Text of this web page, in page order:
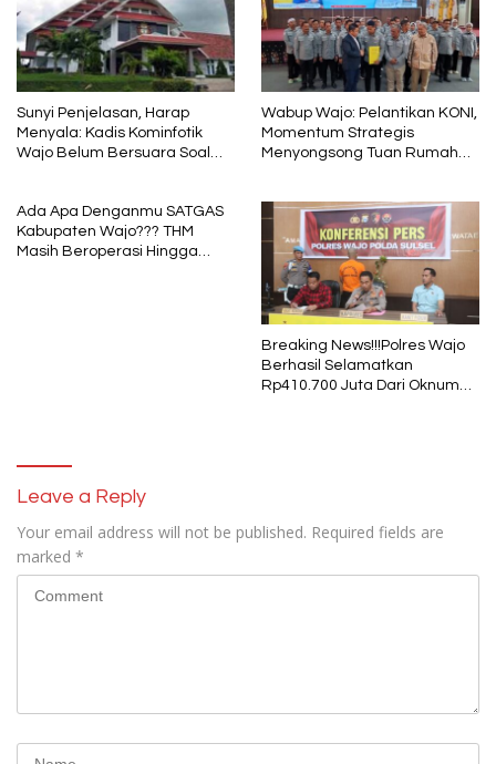
Sunyi Penjelasan, Harap
Menyala: Kadis Kominfotik
Wajo Belum Bersuara Soal
Wabup Wajo: Pelantikan KONI,
Momentum Strategis
Menyongsong Tuan Rumah
Ada Apa Denganmu SATGAS
Kabupaten Wajo??? THM
Masih Beroperasi Hingga
Breaking News!!!Polres Wajo
Berhasil Selamatkan
Rp410.700 Juta Dari Oknum
Leave a Reply
Your email address will not be published. Required fields are
marked *